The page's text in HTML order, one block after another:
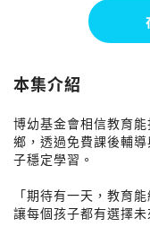
本集介紹
博幼基金會相信教育
鄉，透過免費課後輔
子穩定學習。
「期待有一天，教育
讓每個孩子都有選擇未